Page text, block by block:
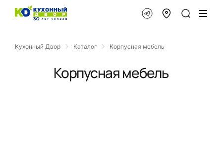
Кухонный Двор Каталог Корпусная мебель
Корпусная мебель